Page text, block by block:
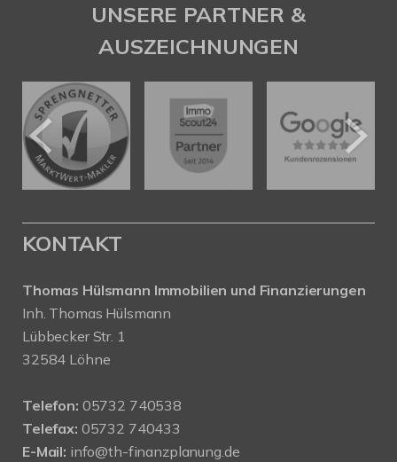
UNSERE PARTNER &
AUSZEICHNUNGEN
KONTAKT
Thomas Hülsmann Immobilien und Finanzierungen
Inh. Thomas Hülsmann
Lübbecker Str. 1
32584 Löhne
Telefon: 05732 740538
Telefax: 05732 740433
E-Mail: info@th-finanzplanung.de